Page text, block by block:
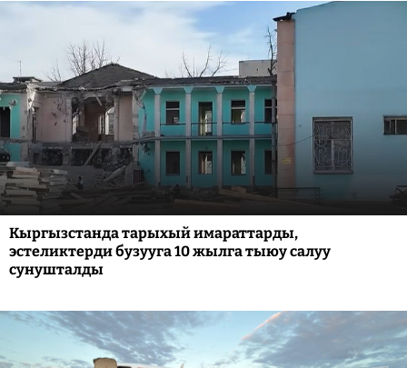
Кыргызстанда тарыхый имараттарды,
эстеликтерди бузууга 10 жылга тыюу салуу
сунушталды